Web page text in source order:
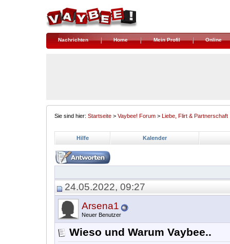
Nachrichten Home Mein Profil Online
Sie sind hier: Startseite > Vaybee! Forum > Liebe, Flirt & Partnerschaft
Hilfe Kalender
24.05.2022, 09:27
Arsena1
Neuer Benutzer
Wieso und Warum Vaybee..